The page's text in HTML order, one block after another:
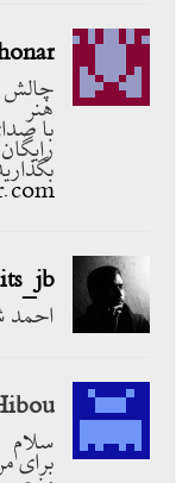
هنر
با
its_jb
احمد
سلام
برای